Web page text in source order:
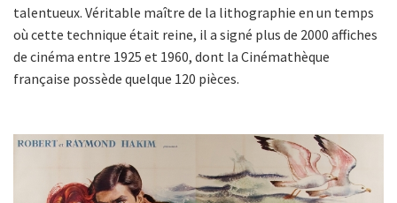
talentueux. Véritable maître de la lithographie en un temps
où cette technique était reine, il a signé plus de 2000 affiches
de cinéma entre 1925 et 1960, dont la Cinémathèque
française possède quelque 120 pièces.